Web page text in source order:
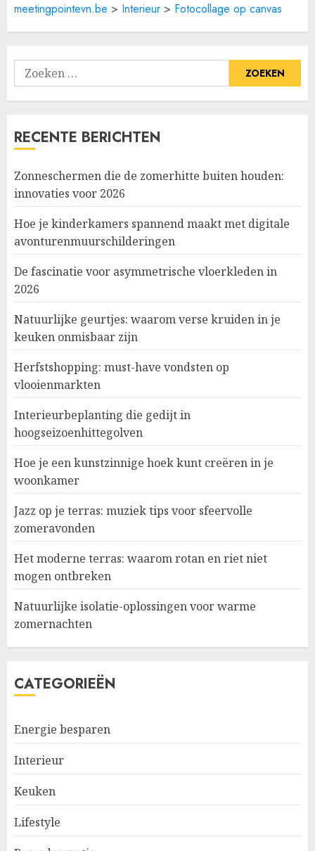
meetingpointevn.be > Interieur > Fotocollage op canvas
Zoeken
naar:
RECENTE BERICHTEN
Zonneschermen die de zomerhitte buiten houden:
innovaties voor 2026
Hoe je kinderkamers spannend maakt met digitale
avonturenmuurschilderingen
De fascinatie voor asymmetrische vloerkleden in
2026
Natuurlijke geurtjes: waarom verse kruiden in je
keuken onmisbaar zijn
Herfstshopping: must-have vondsten op
vlooienmarkten
Interieurbeplanting die gedijt in
hoogseizoenhittegolven
Hoe je een kunstzinnige hoek kunt creëren in je
woonkamer
Jazz op je terras: muziek tips voor sfeervolle
zomeravonden
Het moderne terras: waarom rotan en riet niet
mogen ontbreken
Natuurlijke isolatie-oplossingen voor warme
zomernachten
CATEGORIEËN
Energie besparen
Interieur
Keuken
Lifestyle